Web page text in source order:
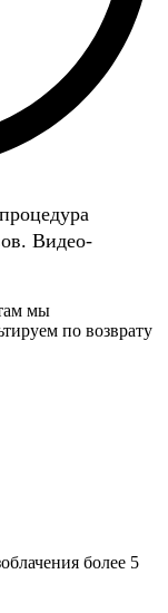
Видео-
мы
по возврату
более 5